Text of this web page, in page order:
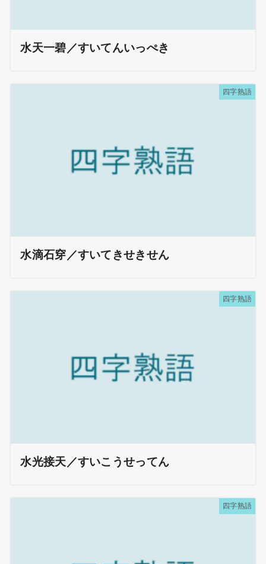
水天一碧／すいてんいっぺき
四字熟語
水滴石穿／すいてきせきせん
四字熟語
水光接天／すいこうせってん
四字熟語